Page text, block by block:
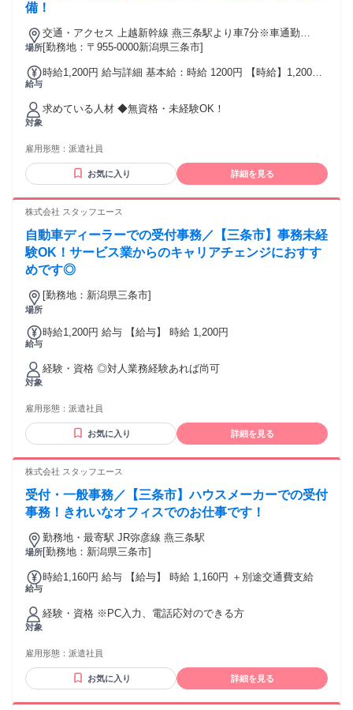
備！
場所
交通・アクセス 上越新幹線 燕三条駅より車7分※車通勤
OK(駐車場完備)
[勤務地：〒955-0000新潟県三条市]
給与
時給1,200円 給与詳細 基本給：時給 1200円 【時給】1,200円
対象
求めている人材 ◆無資格・未経験OK！
雇用形態： 派遣社員
お気に入り 詳細を見る
株式会社 スタッフエース
自動車ディーラーでの受付事務／【三条市】事務未経
験OK！サービス業からのキャリアチェンジにおすす
めです◎
場所
[勤務地：新潟県三条市]
給与
時給1,200円 給与 【給与】 時給 1,200円
対象
経験・資格 ◎対人業務経験あれば尚可
雇用形態： 派遣社員
お気に入り 詳細を見る
株式会社 スタッフエース
受付・一般事務／【三条市】ハウスメーカーでの受付
事務！きれいなオフィスでのお仕事です！
場所
勤務地・最寄駅 JR弥彦線 燕三条駅
[勤務地：新潟県三条市]
給与
時給1,160円 給与 【給与】 時給 1,160円 ＋別途交通費支給
対象
経験・資格 ※PC入力、電話応対のできる方
雇用形態： 派遣社員
お気に入り 詳細を見る